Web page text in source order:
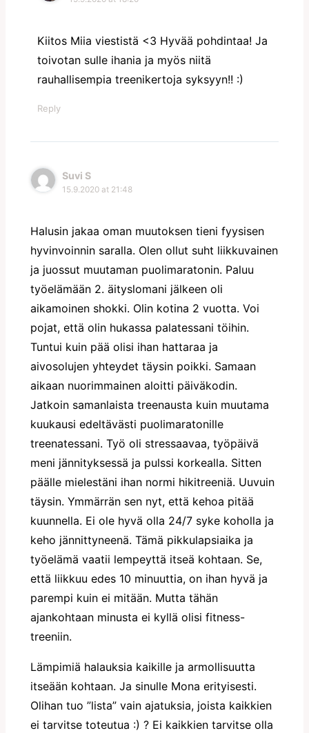
Kiitos Miia viestistä <3 Hyvää pohdintaa! Ja
toivotan sulle ihania ja myös niitä
rauhallisempia treenikertoja syksyyn!! :)
Reply
Suvi S
15.9.2020 at 21:48
Halusin jakaa oman muutoksen tieni fyysisen
hyvinvoinnin saralla. Olen ollut suht liikkuvainen
ja juossut muutaman puolimaratonin. Paluu
työelämään 2. äityslomani jälkeen oli
aikamoinen shokki. Olin kotina 2 vuotta. Voi
pojat, että olin hukassa palatessani töihin.
Tuntui kuin pää olisi ihan hattaraa ja
aivosolujen yhteydet täysin poikki. Samaan
aikaan nuorimmainen aloitti päiväkodin.
Jatkoin samanlaista treenausta kuin muutama
kuukausi edeltävästi puolimaratonille
treenatessani. Työ oli stressaavaa, työpäivä
meni jännityksessä ja pulssi korkealla. Sitten
päälle mielestäni ihan normi hikitreeniä. Uuvuin
täysin. Ymmärrän sen nyt, että kehoa pitää
kuunnella. Ei ole hyvä olla 24/7 syke koholla ja
keho jännittyneenä. Tämä pikkulapsiaika ja
työelämä vaatii lempeyttä itseä kohtaan. Se,
että liikkuu edes 10 minuuttia, on ihan hyvä ja
parempi kuin ei mitään. Mutta tähän
ajankohtaan minusta ei kyllä olisi fitness-
treeniin.
Lämpimiä halauksia kaikille ja armollisuutta
itseään kohtaan. Ja sinulle Mona erityisesti.
Olihan tuo ”lista” vain ajatuksia, joista kaikkien
ei tarvitse toteutua :) ? Ei kaikkien tarvitse olla